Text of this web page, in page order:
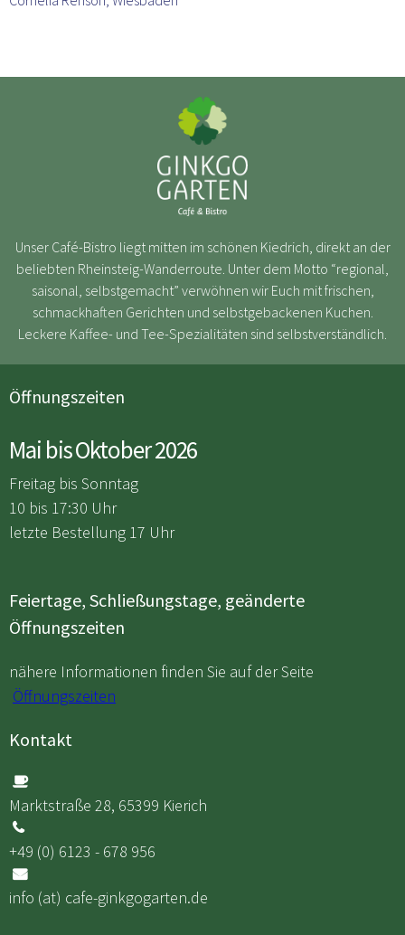
Unser Café-Bistro liegt mitten im schönen Kiedrich, direkt an der
beliebten Rheinsteig-Wanderroute. Unter dem Motto “regional,
saisonal, selbstgemacht” verwöhnen wir Euch mit frischen,
schmackhaften Gerichten und selbstgebackenen Kuchen.
Leckere Kaffee- und Tee-Spezialitäten sind selbstverständlich.
Öffnungszeiten
Mai bis Oktober 2026
Freitag bis Sonntag
10 bis 17:30 Uhr
letzte Bestellung 17 Uhr
Feiertage, Schließungstage, geänderte
Öffnungszeiten
nähere Informationen finden Sie auf der Seite
Öffnungszeiten
Kontakt

Marktstraße 28, 65399 Kierich

+49 (0) 6123 - 678 956

info (at) cafe-ginkgogarten.de